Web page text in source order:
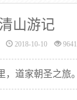
山游记
2018-10-10 9641
道家朝圣之旅。